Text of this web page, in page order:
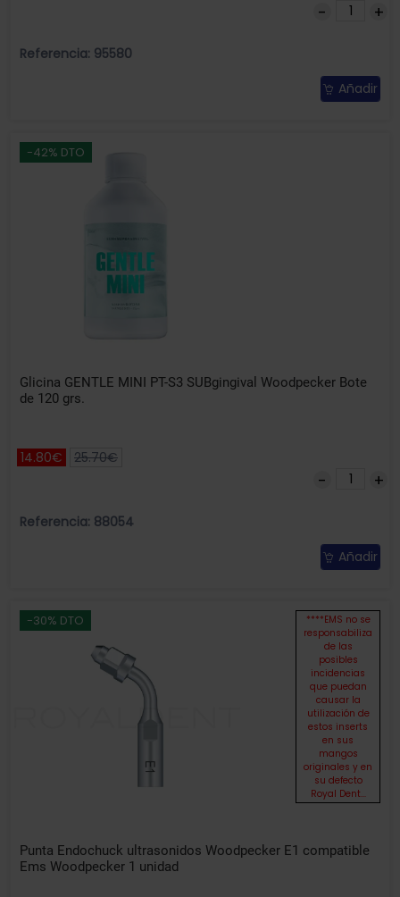
Referencia: 95580
Añadir
-42% DTO
Glicina GENTLE MINI PT-S3 SUBgingival Woodpecker Bote
de 120 grs.
14.80€ 25.70€
Referencia: 88054
Añadir
-30% DTO
****EMS no se
responsabiliza
de las
posibles
incidencias
que puedan
causar la
utilización de
estos inserts
en sus
mangos
originales y en
su defecto
Royal Dent...
Punta Endochuck ultrasonidos Woodpecker E1 compatible
Ems Woodpecker 1 unidad